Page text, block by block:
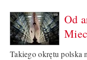
Od
Takiego okrętu polska